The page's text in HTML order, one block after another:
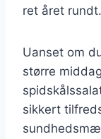
ret året rundt.
Uanset om
større
sikkert